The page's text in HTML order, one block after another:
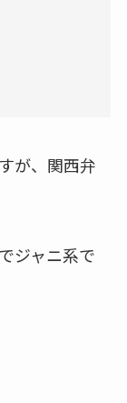
が、関西弁
ジャニ系で